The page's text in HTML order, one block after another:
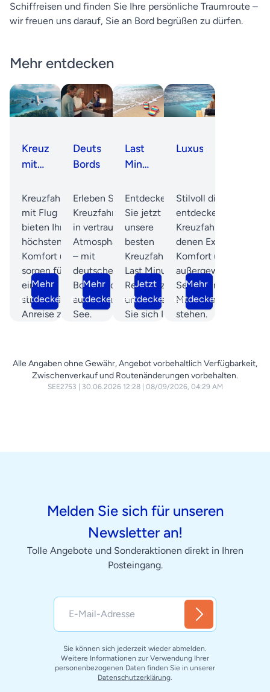
Schiffreisen und finden Sie Ihre persönliche Traumroute –
wir freuen uns darauf, Sie an Bord begrüßen zu dürfen.
Mehr entdecken
Kreuzfahrten
mit
Kreuzfahrten
mit Flug
bieten Ihnen
höchsten
Komfort und
sorgen für
eine
stressfreie
Anreise zu
Destinationen
weltweit.
Mehr
entdecken
Deutsche
Bordsprache
Erleben Sie
Kreuzfahrten
in vertrauter
Atmosphäre
– mit
deutscher
Bordsprache
auf hoher
See.
Mehr
entdecken
Last
Minute
Entdecken
Sie jetzt
unsere
besten
Kreuzfahrt
Last Minute
Restplätze
und sichern
Sie sich Ihre
Konditionen!
Jetzt
entdecken
Luxuskreuzfahrten
Stilvoll die Welt
entdecken:
Kreuzfahrten, bei
denen Exklusivität,
Komfort und
außergewöhnlicher
Service im
Mittelpunkt
stehen.
Mehr
entdecken
Alle Angaben ohne Gewähr, Angebot vorbehaltlich Verfügbarkeit,
Zwischenverkauf und Routenänderungen vorbehalten.
SEE2753 | 30.06.2026 12:28| 08/09/2026, 04:29 AM
Melden Sie sich für unseren
Newsletter an!
Tolle Angebote und Sonderaktionen direkt in Ihren
Posteingang.
Sie können sich jederzeit wieder abmelden.
Weitere Informationen zur Verwendung Ihrer
personenbezogenen Daten finden Sie in unserer
Datenschutzerklärung